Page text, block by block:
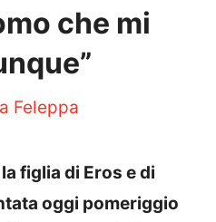
che mi
Feleppa
figlia di Eros e di
oggi pomeriggio